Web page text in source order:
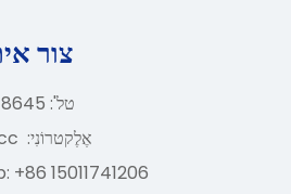
צור
טל': 020-8645 9962
אֶלֶקטרוֹנִי:
15011741206